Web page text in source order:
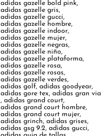
adidas gazelle bold pink,
adidas gazelle gris,
adidas gazelle gucci,
adidas gazelle hombre,
adidas gazelle indoor,
adidas gazelle mujer,
adidas gazelle negras,
adidas gazelle niño,
adidas gazelle plataforma,
adidas gazelle rosa,
adidas gazelle rosas,
adidas gazelle verdes,
adidas golf,adidas goodyear,
adidas gore tex,adidas gran via
,adidas grand court,
adidas grand court hombre,
adidas grand court mujer,
adidas grinch,adidas grises,
adidas gsg 9.2,adidas gucci,